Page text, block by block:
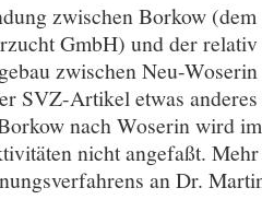
zwischen Borkow
GmbH) und der
zwischen Neu-
SVZ-Artikel etwas
nach Woserin wird
nicht angefaßt.
an Dr.